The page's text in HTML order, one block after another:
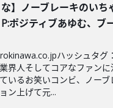
な】ノーブレーキのいち
P:ポジティブあゆむ、ブ
ハッシュタグ
界人そしてコアなファン
いるお笑いコンビ、ノーブ
ン上げて元...